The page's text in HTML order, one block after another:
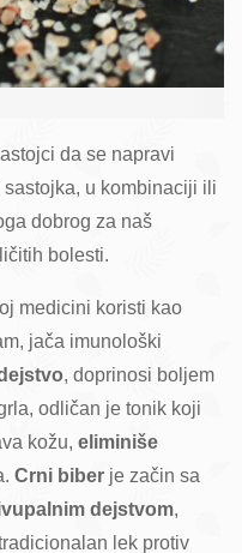
da se napravi
u kombinaciji ili
dobrog za naš
bolesti.
medicini koristi kao
jača imunološki
, doprinosi boljem
odličan je tonik koji
kožu, eliminiše
Crni biber je začin sa
dejstvom,
lek protiv